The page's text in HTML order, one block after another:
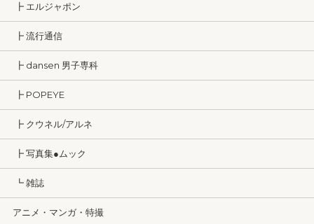
┣ エルジャポン
┣ 流行通信
┣ dansen 男子専科
┣ POPEYE
┣ クウネル/アルネ
┣ 写真集●ムック
┗ 雑誌
アニメ・マンガ・特撮